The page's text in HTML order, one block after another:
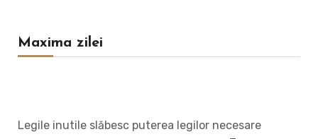
Maxima zilei
Legile inutile slăbesc puterea legilor necesare